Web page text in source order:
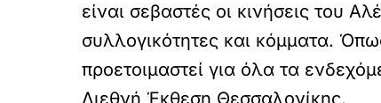
είναι σεβαστές οι κινήσεις του
συλλογικότητες και κόμματα.
προετοιμαστεί για όλα τα